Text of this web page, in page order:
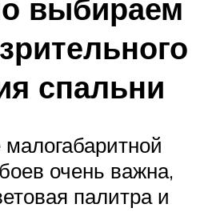
выбираем
спальни
очень важна,
палитра и